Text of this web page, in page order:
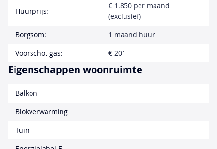
Huurprijs:
€ 1.850 per maand
(exclusief)
Borgsom:
1 maand huur
Voorschot gas:
€ 201
Eigenschappen woonruimte
Balkon
Blokverwarming
Tuin